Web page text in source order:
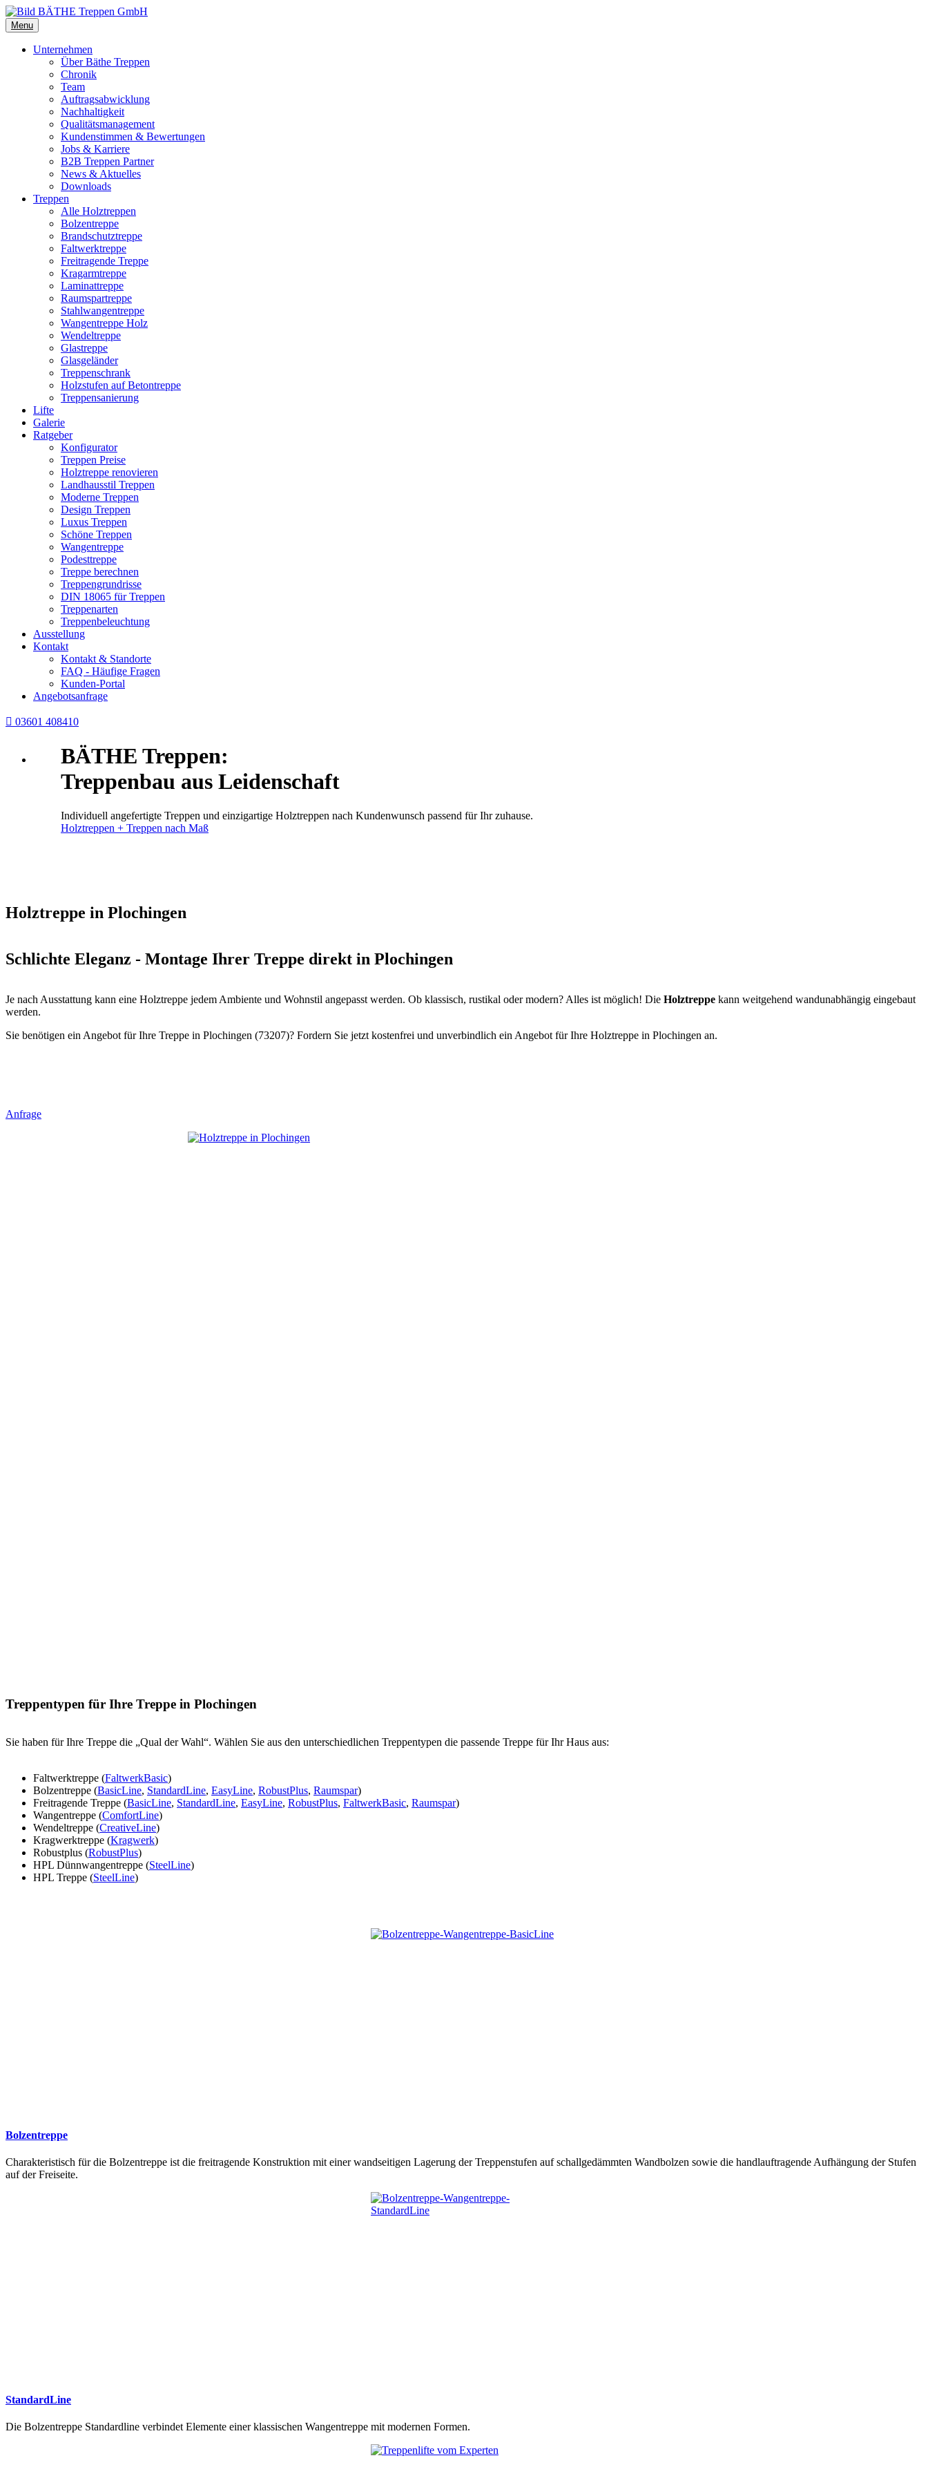
Menu
Unternehmen
Über Bäthe Treppen
Chronik
Team
Auftragsabwicklung
Nachhaltigkeit
Qualitätsmanagement
Kundenstimmen & Bewertungen
Jobs & Karriere
B2B Treppen Partner
News & Aktuelles
Downloads
Treppen
Alle Holztreppen
Bolzentreppe
Brandschutztreppe
Faltwerktreppe
Freitragende Treppe
Kragarmtreppe
Laminattreppe
Raumspartreppe
Stahlwangentreppe
Wangentreppe Holz
Wendeltreppe
Glastreppe
Glasgeländer
Treppenschrank
Holzstufen auf Betontreppe
Treppensanierung
Lifte
Galerie
Ratgeber
Konfigurator
Treppen Preise
Holztreppe renovieren
Landhausstil Treppen
Moderne Treppen
Design Treppen
Luxus Treppen
Schöne Treppen
Wangentreppe
Podesttreppe
Treppe berechnen
Treppengrundrisse
DIN 18065 für Treppen
Treppenarten
Treppenbeleuchtung
Ausstellung
Kontakt
Kontakt & Standorte
FAQ - Häufige Fragen
Kunden-Portal
Angebotsanfrage
 03601 408410
BÄTHE Treppen:
Treppenbau aus Leidenschaft
Individuell angefertigte Treppen und einzigartige Holztreppen nach Kundenwunsch passend für Ihr zuhause.
Holztreppen + Treppen nach Maß
Holztreppe in Plochingen
Schlichte Eleganz - Montage Ihrer Treppe direkt in Plochingen
Je nach Ausstattung kann eine Holztreppe jedem Ambiente und Wohnstil angepasst werden. Ob klassisch, rustikal oder modern? Alles ist möglich! Die Holztreppe kann weitgehend wandunabhängig eingebaut
werden.
Sie benötigen ein Angebot für Ihre Treppe in Plochingen (73207)? Fordern Sie jetzt kostenfrei und unverbindlich ein Angebot für Ihre Holztreppe in Plochingen an.
Anfrage
Treppentypen für Ihre Treppe in Plochingen
Sie haben für Ihre Treppe die „Qual der Wahl“. Wählen Sie aus den unterschiedlichen Treppentypen die passende Treppe für Ihr Haus aus:
Faltwerktreppe (FaltwerkBasic)
Bolzentreppe (BasicLine, StandardLine, EasyLine, RobustPlus, Raumspar)
Freitragende Treppe (BasicLine, StandardLine, EasyLine, RobustPlus, FaltwerkBasic, Raumspar)
Wangentreppe (ComfortLine)
Wendeltreppe (CreativeLine)
Kragwerktreppe (Kragwerk)
Robustplus (RobustPlus)
HPL Dünnwangentreppe (SteelLine)
HPL Treppe (SteelLine)
Bolzentreppe
Charakteristisch für die Bolzentreppe ist die freitragende Konstruktion mit einer wandseitigen Lagerung der Treppenstufen auf schallgedämmten Wandbolzen sowie die handlauftragende Aufhängung der Stufen
auf der Freiseite.
StandardLine
Die Bolzentreppe Standardline verbindet Elemente einer klassischen Wangentreppe mit modernen Formen.